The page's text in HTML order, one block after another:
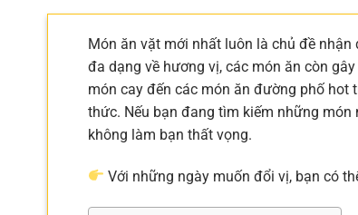
Món ăn vặt mới nhất luôn là chủ đề
đa dạng về hương vị, các món ăn còn
món cay đến các món ăn đường phố hot
thức. Nếu bạn đang tìm kiếm những
không làm bạn thất vọng.
Với những ngày muốn đổi vị, bạn có